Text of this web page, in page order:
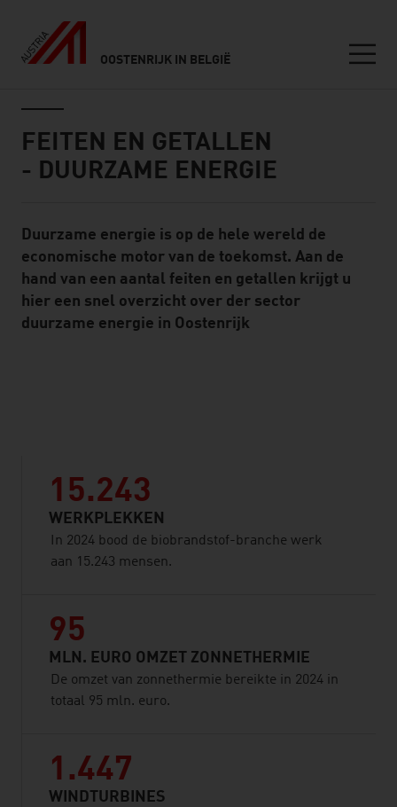
OOSTENRIJK IN BELGIË
FEITEN EN GETALLEN
- DUURZAME ENERGIE
Standard Content Module
Duurzame energie is op de hele wereld de
economische motor van de toekomst. Aan de
hand van een aantal feiten en getallen krijgt u
hier een snel overzicht over der sector
duurzame energie in Oostenrijk
15.243
WERKPLEKKEN
In 2024 bood de biobrandstof-branche werk
aan 15.243 mensen.
95
MLN. EURO OMZET ZONNETHERMIE
De omzet van zonnethermie bereikte in 2024 in
totaal 95 mln. euro.
1.447
WINDTURBINES